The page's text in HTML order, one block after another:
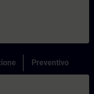
Preventivo